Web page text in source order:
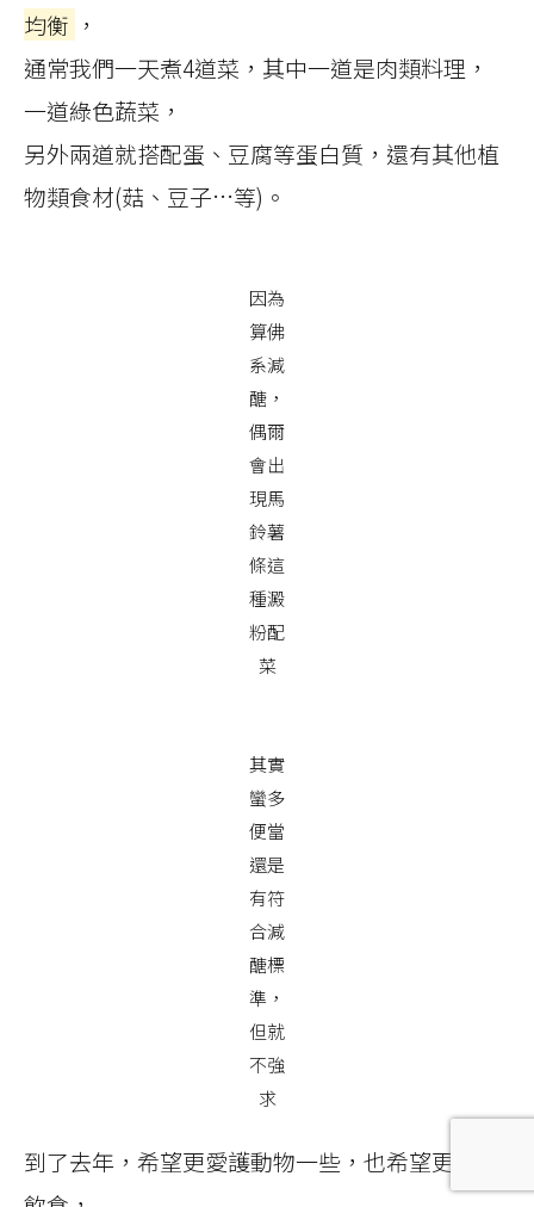
均衡 ，
通常我們一天煮4道菜，其中一道是肉類料理，
一道綠色蔬菜，
另外兩道就搭配蛋、豆腐等蛋白質，還有其他植
物類食材(菇、豆子…等)。
因為
算佛
系減
醣，
偶爾
會出
現馬
鈴薯
條這
種澱
粉配
菜
其實
蠻多
便當
還是
有符
合減
醣標
準，
但就
不強
求
到了去年，希望更愛護動物一些，也希望更健康